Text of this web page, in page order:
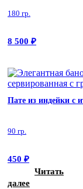
180 гр.
8 500 ₽
Пате из индейки с
90 гр.
450 ₽
Читать
далее